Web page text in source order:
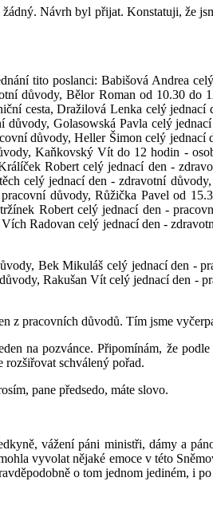
Návrh byl přijat. Konstatuji, že
tito poslanci: Babišová Andrea
důvody, Bělor Roman od 10.30
cesta, Dražilová Lenka celý
Golasowská Pavla celý
důvody, Heller Šimon celý
Kaňkovský Vít do 12 hodin -
Robert celý jednací den -
celý jednací den - zdravotní
důvody, Růžička Pavel od
Robert celý jednací den -
Radovan celý jednací den -
Bek Mikuláš celý jednací den -
Rakušan Vít celý jednací den
z pracovních důvodů. Tím jsme
na pozvánce. Připomínám, že
rozšiřovat schválený pořad.
pane předsedo, máte slovo.
vážení páni ministři, dámy a
vyvolat nějaké emoce v této
o tom jednom jediném, i